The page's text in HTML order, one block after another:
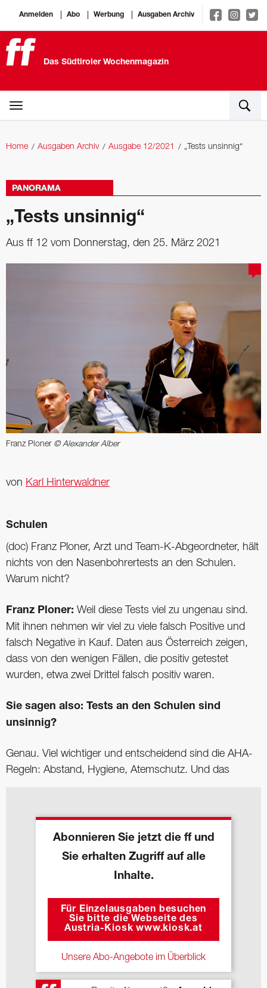
Anmelden Abo Werbung Ausgaben Archiv
Das Südtiroler Wochenmagazin
Home Ausgaben Archiv Ausgabe 12/2021 „Tests unsinnig“
PANORAMA
„Tests unsinnig“
Aus ff 12 vom Donnerstag, den 25. März 2021
Franz Ploner © Alexander Alber
von Karl Hinterwaldner
Schulen
(doc) Franz Ploner, Arzt und Team-K-Abgeordneter, hält
nichts von den Nasenbohrertests an den Schulen.
Warum nicht?
Franz Ploner: Weil diese Tests viel zu ungenau sind.
Mit ihnen nehmen wir viel zu viele falsch Positive und
falsch Negative in Kauf. Daten aus Österreich zeigen,
dass von den wenigen Fällen, die positiv getestet
wurden, etwa zwei Drittel falsch positiv waren.
Sie sagen also: Tests an den Schulen sind
unsinnig?
Genau. Viel wichtiger und entscheidend sind die AHA-
Regeln: Abstand, Hygiene, Atemschutz. Und das
Abonnieren Sie jetzt die ff und
Sie erhalten Zugriff auf alle
Inhalte.
Für Einzelausgaben besuchen
Sie bitte die Webseite des
Austria-Kiosk www.kiosk.at
Unsere Abo-Angebote im Überblick